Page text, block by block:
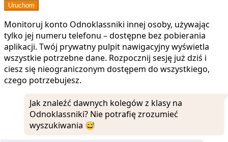
States
Uruchom
Monitoruj konto Odnoklassniki innej osoby, używając
tylko jej numeru telefonu – dostępne bez pobierania
aplikacji. Twój prywatny pulpit nawigacyjny wyświetla
wszystkie potrzebne dane. Rozpocznij sesję już dziś i
ciesz się nieograniczonym dostępem do wszystkiego,
czego potrzebujesz.
Jak znaleźć dawnych kolegów z klasy na
Odnoklassniki? Nie potrafię zrozumieć
wyszukiwania 😅